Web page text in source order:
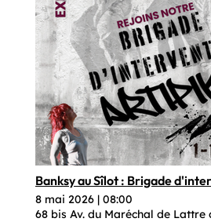
Banksy au Sîlot : Brigade
8 mai 2026| 08:00
68 bis Av. du Maréchal de